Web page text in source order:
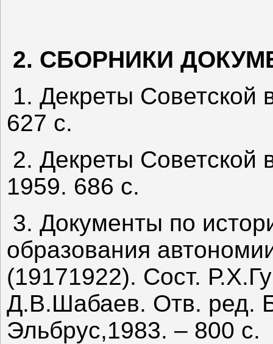
2. СБОРНИКИ
1. Декреты Советской
627 с.
2. Декреты Советской
1959. 686 с.
3. Документы по
образования
(19171922). Сост.
Д.В.Шабаев. Отв. ред.
Эльбрус,1983. – 800 с.